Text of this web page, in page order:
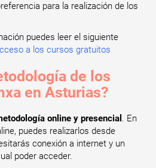
para la realización de los
puedes leer el siguiente
a los cursos gratuitos
de los
en Asturias?
online y presencial . En
puedes realizarlos desde
conexión a internet y un
poder acceder.